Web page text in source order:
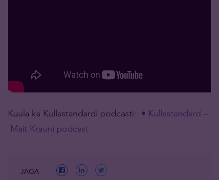
Kuula ka Kullastandardi podcasti: • Kullastandard –
Mait Krauni podcast
JAGA